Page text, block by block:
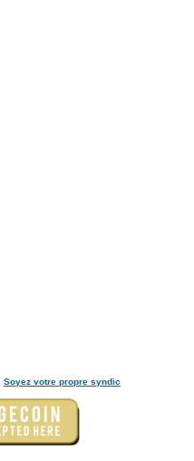
Soyez votre propre syndic